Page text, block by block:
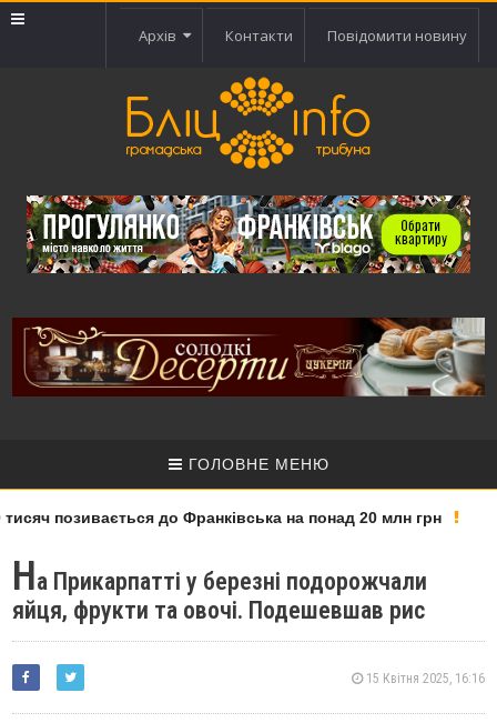
Архів Контакти Повідомити новину
ГОЛОВНЕ МЕНЮ
позивається до Франківська на понад 20 млн грн
На Прикарпатті у березні подорожчали
яйця, фрукти та овочі. Подешевшав рис
15 Квітня 2025, 16:16